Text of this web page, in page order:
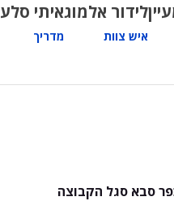
לידור אלמוג
איש צוות
איתי סלע
מדריך
סבא סגל הקבוצה